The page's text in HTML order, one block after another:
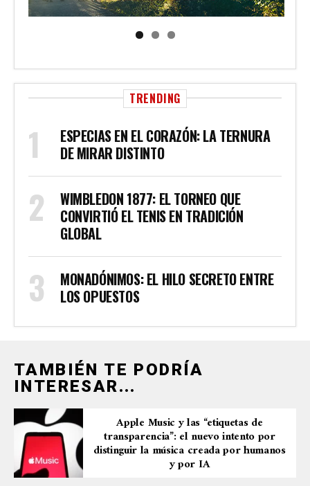
TRENDING
ESPECIAS EN EL CORAZÓN: LA TERNURA
DE MIRAR DISTINTO
WIMBLEDON 1877: EL TORNEO QUE
CONVIRTIÓ EL TENIS EN TRADICIÓN
GLOBAL
MONADÓNIMOS: EL HILO SECRETO ENTRE
LOS OPUESTOS
TAMBIÉN TE PODRÍA
INTERESAR...
Apple Music y las “etiquetas de
transparencia”: el nuevo intento por
distinguir la música creada por humanos
y por IA